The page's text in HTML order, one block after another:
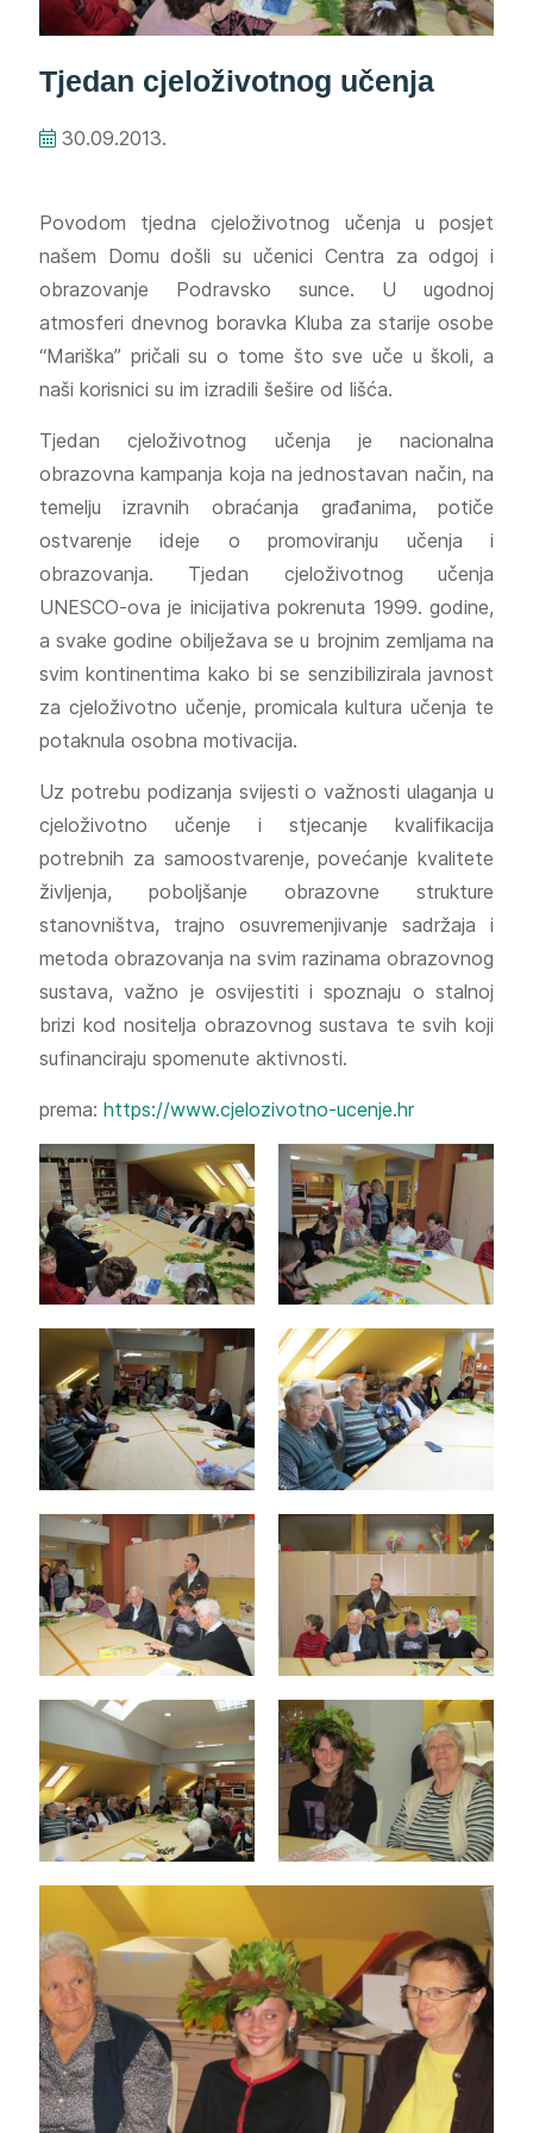
Tjedan cjeloživotnog učenja
30.09.2013.
Povodom tjedna cjeloživotnog učenja u posjet
našem Domu došli su učenici Centra za odgoj i
obrazovanje Podravsko sunce. U ugodnoj
atmosferi dnevnog boravka Kluba za starije osobe
“Mariška” pričali su o tome što sve uče u školi, a
naši korisnici su im izradili šešire od lišća.
Tjedan cjeloživotnog učenja je nacionalna
obrazovna kampanja koja na jednostavan način, na
temelju izravnih obraćanja građanima, potiče
ostvarenje ideje o promoviranju učenja i
obrazovanja. Tjedan cjeloživotnog učenja
UNESCO-ova je inicijativa pokrenuta 1999. godine,
a svake godine obilježava se u brojnim zemljama na
svim kontinentima kako bi se senzibilizirala javnost
za cjeloživotno učenje, promicala kultura učenja te
potaknula osobna motivacija.
Uz potrebu podizanja svijesti o važnosti ulaganja u
cjeloživotno učenje i stjecanje kvalifikacija
potrebnih za samoostvarenje, povećanje kvalitete
življenja, poboljšanje obrazovne strukture
stanovništva, trajno osuvremenjivanje sadržaja i
metoda obrazovanja na svim razinama obrazovnog
sustava, važno je osvijestiti i spoznaju o stalnoj
brizi kod nositelja obrazovnog sustava te svih koji
sufinanciraju spomenute aktivnosti.
prema: https://www.cjelozivotno-ucenje.hr